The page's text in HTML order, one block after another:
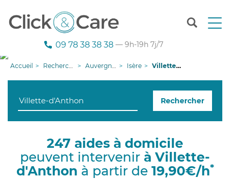
T
n
g
09 78 38 38 38 — 9h-19h 7j/7
Accueil Recherche aide à domicile Auvergne-Rhône-Alpes Isère Villette-d'Anthon
Rechercher
247 aides à domicile
peuvent intervenir à Villette-
d'Anthon à partir de 19,90€/h*